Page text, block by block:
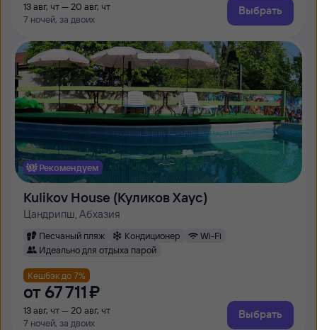
13 авг, чт — 20 авг, чт
7 ночей, за двоих
Выбрать
Рекомендуем
Kulikov House (Куликов Хаус)
Цандрипш, Абхазия
Песчаный пляж Кондиционер
Wi-Fi
Идеально для отдыха парой
Кешбэк до 7%
от 67 ⁠711 ⁠₽
13 авг, чт — 20 авг, чт
7 ночей, за двоих
Выбрать